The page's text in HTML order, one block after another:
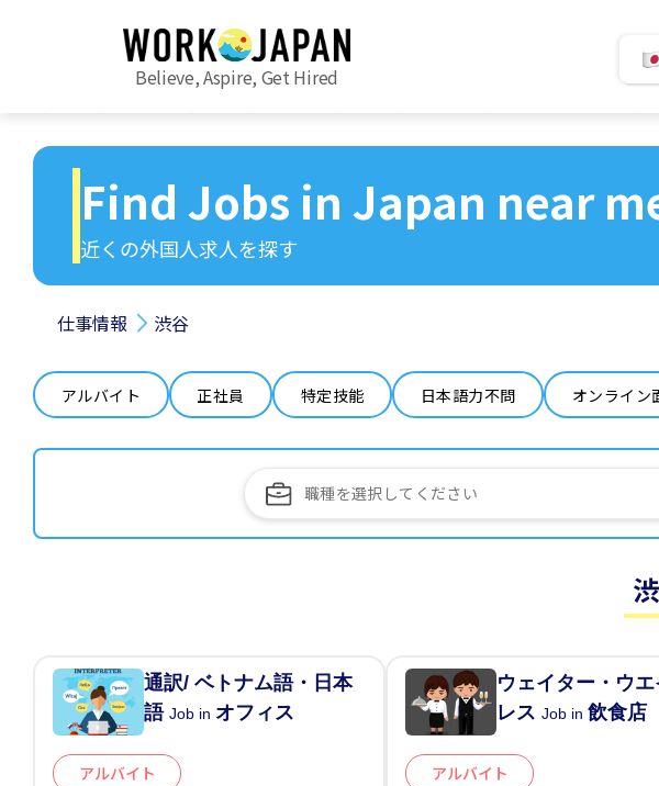
Believe, Aspire, Get Hired
Find Jobs in Japan near
近くの外国人求人を探す
仕事情報 渋谷
アルバイト 正社員 特定技能 日本語力不問 オンライン
通訳/ ベトナム語・日本
語Job in オフィス
アルバイト
ウェイター・ウエ
レスJob in飲食店
アルバイト